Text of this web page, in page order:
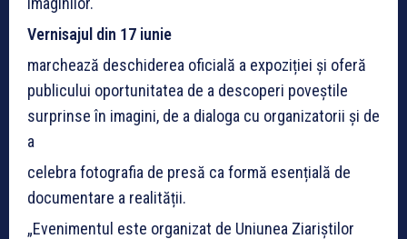
Vernisajul din 17 iunie
marchează deschiderea oficială a expoziției și oferă
publicului oportunitatea de a descoperi poveștile
surprinse în imagini, de a dialoga cu organizatorii și de
a
celebra fotografia de presă ca formă esențială de
documentare a realității.
„Evenimentul este organizat de Uniunea Ziariștilor